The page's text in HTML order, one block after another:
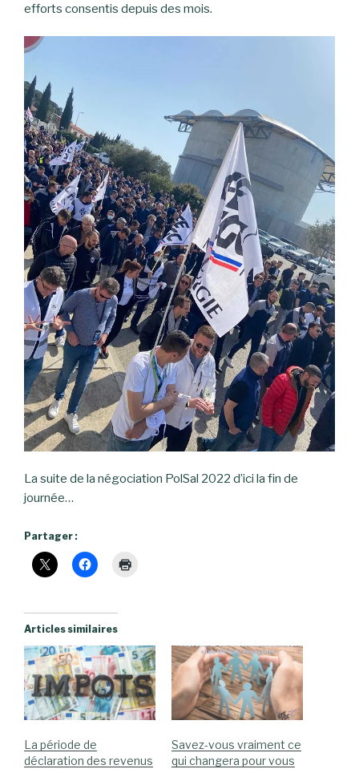
efforts consentis depuis des mois.
La suite de la négociation PolSal 2022 d’ici la fin de
journée…
Partager :
Articles similaires
La période de
déclaration des revenus
Savez-vous vraiment ce
qui changera pour vous